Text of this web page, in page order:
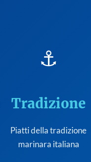
⚓
Tradizione
Piatti della tradizione
marinara italiana